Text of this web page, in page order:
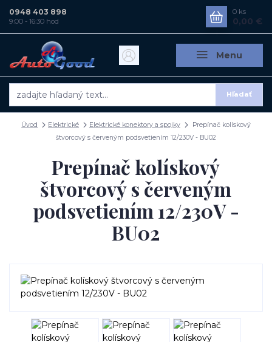
Menu
Hľadať
0948 403 898
9:00 - 16:30 hod
0 ks
0,00 €
Úvod Elektrické Elektrické konektory a spojky
Prepínač kolískový
štvorcový s červeným podsvetiením 12/230V - BU02
Prepínač kolískový
štvorcový s červeným
podsvetiením 12/230V -
BU02